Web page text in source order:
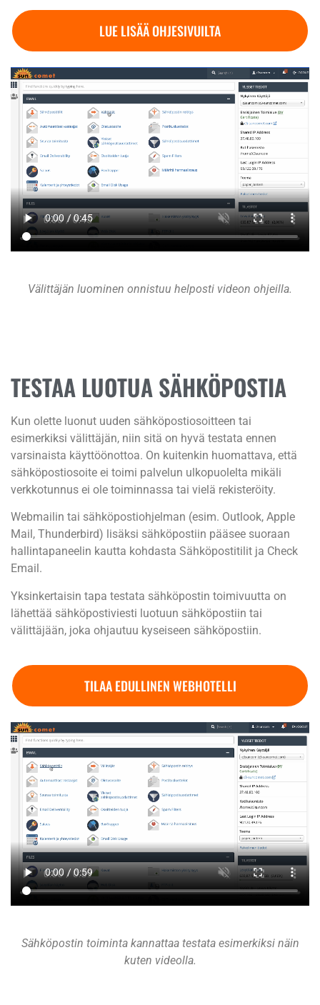
Välittäjän luominen onnistuu helposti videon ohjeilla.
LUE LISÄÄ OHJESIVUILTA
TESTAA LUOTUA SÄHKÖPOSTIA
Kun olette luonut uuden sähköpostiosoitteen tai
esimerkiksi välittäjän, niin sitä on hyvä testata ennen
varsinaista käyttöönottoa. On kuitenkin huomattava, että
sähköpostiosoite ei toimi palvelun ulkopuolelta mikäli
verkkotunnus ei ole toiminnassa tai vielä rekisteröity.
Webmailin tai sähköpostiohjelman (esim. Outlook, Apple
Mail, Thunderbird) lisäksi sähköpostiin pääsee suoraan
hallintapaneelin kautta kohdasta Sähköpostitilit ja Check
Email.
Yksinkertaisin tapa testata sähköpostin toimivuutta on
lähettää sähköpostiviesti luotuun sähköpostiin tai
välittäjään, joka ohjautuu kyseiseen sähköpostiin.
TILAA EDULLINEN WEBHOTELLI
Sähköpostin toiminta kannattaa testata esimerkiksi näin
kuten videolla.